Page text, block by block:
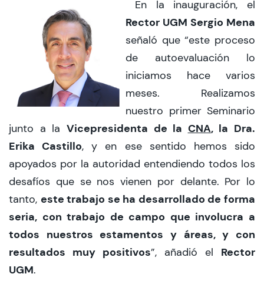
En la inauguración, el
Rector UGM Sergio Mena
señaló que “este proceso
de autoevaluación lo
iniciamos hace varios
meses. Realizamos
nuestro primer Seminario
junto a la Vicepresidenta de la CNA, la Dra.
Erika Castillo, y en ese sentido hemos sido
apoyados por la autoridad entendiendo todos los
desafíos que se nos vienen por delante. Por lo
tanto, este trabajo se ha desarrollado de forma
seria, con trabajo de campo que involucra a
todos nuestros estamentos y áreas, y con
resultados muy positivos”, añadió el Rector
UGM.